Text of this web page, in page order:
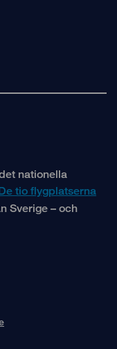
nationella
tio flygplatserna
Sverige – och